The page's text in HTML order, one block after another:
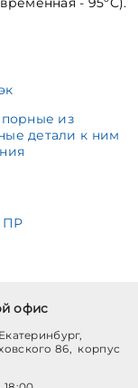
из
детали к ним
офис
86, корпус